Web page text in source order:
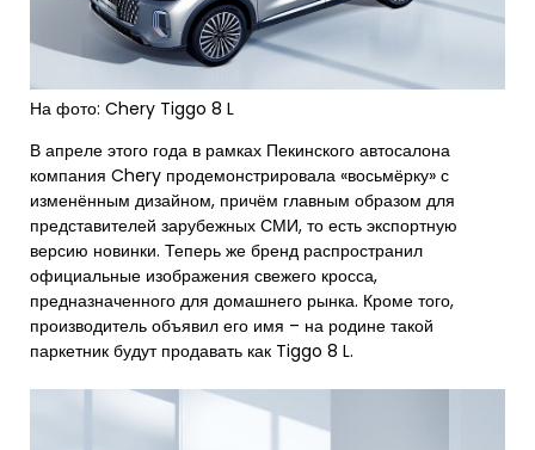
На фото: Chery Tiggo 8 L
В апреле этого года в рамках Пекинского автосалона
компания Chery продемонстрировала «восьмёрку» с
изменённым дизайном, причём главным образом для
представителей зарубежных СМИ, то есть экспортную
версию новинки. Теперь же бренд распространил
официальные изображения свежего кросса,
предназначенного для домашнего рынка. Кроме того,
производитель объявил его имя – на родине такой
паркетник будут продавать как Tiggo 8 L.